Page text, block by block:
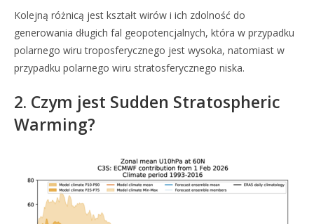
Kolejną różnicą jest kształt wirów i ich zdolność do
generowania długich fal geopotencjalnych, która w przypadku
polarnego wiru troposferycznego jest wysoka, natomiast w
przypadku polarnego wiru stratosferycznego niska.
2. Czym jest Sudden Stratospheric
Warming?